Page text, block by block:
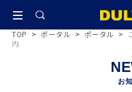
TOP > ポータル > ポータル >
内
お